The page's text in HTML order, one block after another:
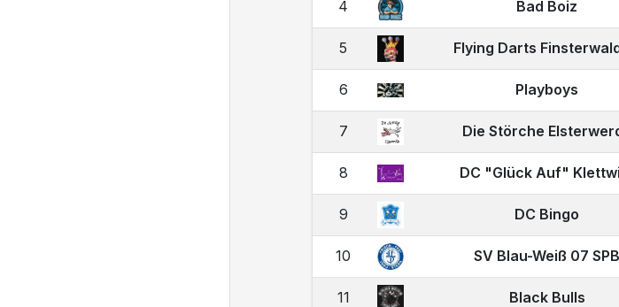
4 Bad Boiz
5 Flying Darts
6 Playboys
7 Die Störche
8 DC "Glück Auf"
9 DC Bingo
10 SV Blau-Weiß 07 SPB
11 Black Bulls